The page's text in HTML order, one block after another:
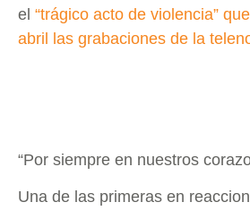
el “trágico acto de violencia”
abril las grabaciones de la
“Por siempre en nuestros
Una de las primeras en